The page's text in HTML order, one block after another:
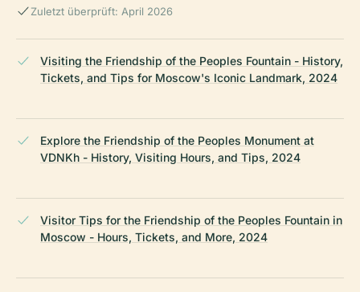
Zuletzt überprüft: April 2026
Visiting the Friendship of the Peoples Fountain - History,
Tickets, and Tips for Moscow's Iconic Landmark, 2024
Explore the Friendship of the Peoples Monument at
VDNKh - History, Visiting Hours, and Tips, 2024
Visitor Tips for the Friendship of the Peoples Fountain in
Moscow - Hours, Tickets, and More, 2024